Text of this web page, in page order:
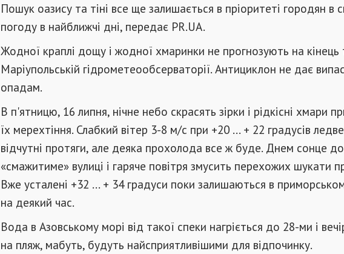
Пошук оазису та тіні все ще залишається в пріоритеті городян в
погоду в найближчі дні, передає PR.UA.
Жодної краплі дощу і жодної хмаринки не прогнозують на кінець
Маріупольській гідрометеообсерваторії. Антициклон не дає
опадам.
В п'ятницю, 16 липня, нічне небо скрасять зірки і рідкісні хмари
їх мерехтіння. Слабкий вітер 3-8 м/с при +20 ... + 22 градусів
відчутні протяги, але деяка прохолода все ж буде. Днем сонце
«смажитиме» вулиці і гаряче повітря змусить перехожих шукати
Вже усталені +32 ... + 34 градуси поки залишаються в
на деякий час.
Вода в Азовському морі від такої спеки нагріється до 28-ми і
на пляж, мабуть, будуть найсприятливішими для відпочинку.